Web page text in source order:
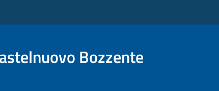
Bozzente